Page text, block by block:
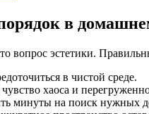
в
вопрос эстетики.
в чистой среде.
хаоса и
минуты на поиск нужных